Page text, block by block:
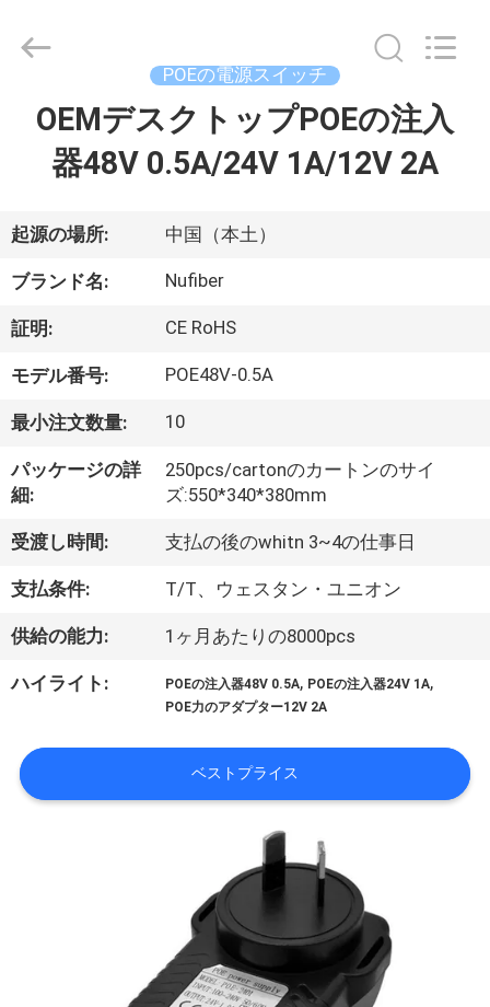
ロ
ダ
ク
ト
達
に
つ
い
工
場
Fivision
Digital
Reserved.
POEの電源スイッチ
OEMデスクトップPOEの注入
器48V 0.5A/24V 1A/12V 2A
起源の場所: 中国（本土）
ブランド名: Nufiber
証明: CE RoHS
モデル番号: POE48V-0.5A
最小注文数量: 10
パッケージの詳
細:
250pcs/cartonのカートンのサイ
ズ:550*340*380mm
受渡し時間: 支払の後のwhitn 3~4の仕事日
支払条件: T/T、ウェスタン・ユニオン
供給の能力: 1ヶ月あたりの8000pcs
ハイライト: POEの注入器48V 0.5A, POEの注入器24V 1A,
POE力のアダプター12V 2A
ベストプライス